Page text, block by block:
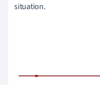
situation.